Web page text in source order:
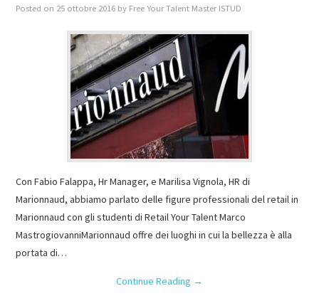
Posted on 25 ottobre 2016 by Free Your Talent Master ISTUD
Con Fabio Falappa, Hr Manager, e Marilisa Vignola, HR di
Marionnaud, abbiamo parlato delle figure professionali del retail in
Marionnaud con gli studenti di Retail Your Talent Marco
MastrogiovanniMarionnaud offre dei luoghi in cui la bellezza è alla
portata di…
Continue Reading →